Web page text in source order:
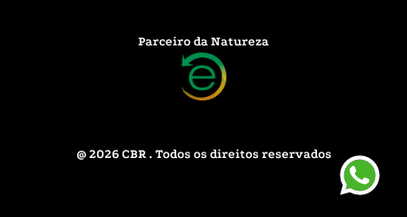
Parceiro da Natureza
@ 2026 CBR . Todos os direitos reservados